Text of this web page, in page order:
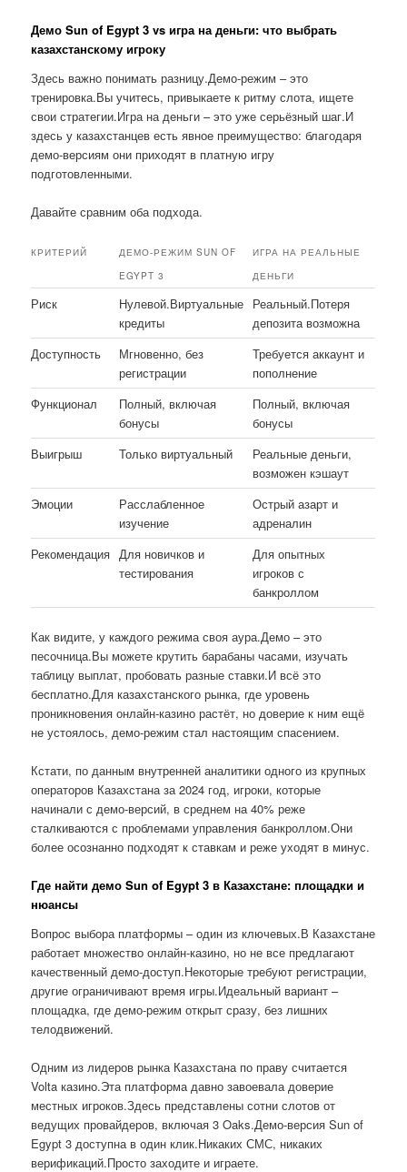
Демо Sun of Egypt 3 vs игра на деньги: что выбрать
казахстанскому игроку
Здесь важно понимать разницу.Демо-режим – это
тренировка.Вы учитесь, привыкаете к ритму слота, ищете
свои стратегии.Игра на деньги – это уже серьёзный шаг.И
здесь у казахстанцев есть явное преимущество: благодаря
демо-версиям они приходят в платную игру
подготовленными.
Давайте сравним оба подхода.
КРИТЕРИЙ
ДЕМО-РЕЖИМ SUN OF
EGYPT 3
ИГРА НА РЕАЛЬНЫЕ
ДЕНЬГИ
Риск
Нулевой.Виртуальные
кредиты
Реальный.Потеря
депозита возможна
Доступность
Мгновенно, без
регистрации
Требуется аккаунт и
пополнение
Функционал
Полный, включая
бонусы
Полный, включая
бонусы
Выигрыш
Только виртуальный
Реальные деньги,
возможен кэшаут
Эмоции
Расслабленное
изучение
Острый азарт и
адреналин
Рекомендация Для новичков и
тестирования
Для опытных
игроков с
банкроллом
Как видите, у каждого режима своя аура.Демо – это
песочница.Вы можете крутить барабаны часами, изучать
таблицу выплат, пробовать разные ставки.И всё это
бесплатно.Для казахстанского рынка, где уровень
проникновения онлайн-казино растёт, но доверие к ним ещё
не устоялось, демо-режим стал настоящим спасением.
Кстати, по данным внутренней аналитики одного из крупных
операторов Казахстана за 2024 год, игроки, которые
начинали с демо-версий, в среднем на 40% реже
сталкиваются с проблемами управления банкроллом.Они
более осознанно подходят к ставкам и реже уходят в минус.
Где найти демо Sun of Egypt 3 в Казахстане: площадки и
нюансы
Вопрос выбора платформы – один из ключевых.В Казахстане
работает множество онлайн-казино, но не все предлагают
качественный демо-доступ.Некоторые требуют регистрации,
другие ограничивают время игры.Идеальный вариант –
площадка, где демо-режим открыт сразу, без лишних
телодвижений.
Одним из лидеров рынка Казахстана по праву считается
Volta казино.Эта платформа давно завоевала доверие
местных игроков.Здесь представлены сотни слотов от
ведущих провайдеров, включая 3 Oaks.Демо-версия Sun of
Egypt 3 доступна в один клик.Никаких СМС, никаких
верификаций.Просто заходите и играете.